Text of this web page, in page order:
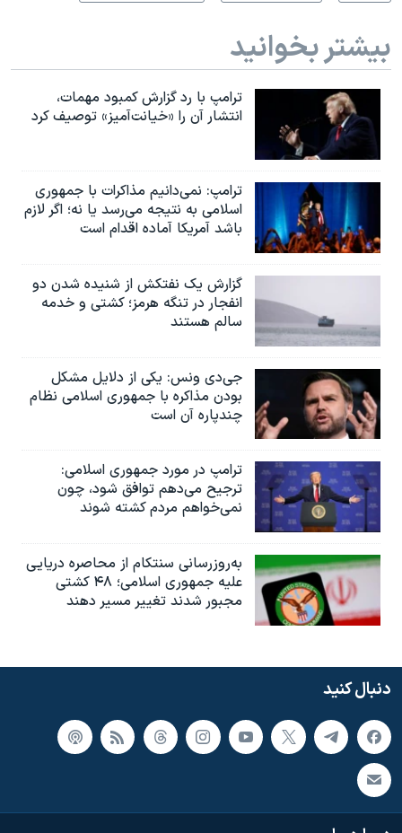
بیشتر بخوانید
ترامپ با رد گزارش کمبود مهمات،
انتشار آن را «خیانت‌آمیز» توصیف کرد
ترامپ: نمی‌دانیم مذاکرات با جمهوری
اسلامی به نتیجه می‌رسد یا نه؛ اگر لازم
باشد آمریکا آماده اقدام است
گزارش یک نفتکش از شنیده شدن دو
انفجار در تنگه هرمز؛ کشتی و خدمه
سالم هستند
جی‌دی ونس: یکی از دلایل مشکل
بودن مذاکره با جمهوری اسلامی نظام
چندپاره آن است
ترامپ در مورد جمهوری اسلامی:
ترجیح می‌دهم توافق شود، چون
نمی‌خواهم مردم کشته شوند
به‌روزرسانی سنتکام از محاصره دریایی
علیه جمهوری اسلامی؛ ۴۸ کشتی
مجبور شدند تغییر مسیر دهند
دنبال کنید